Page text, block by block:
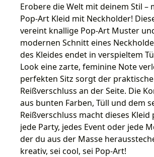
Erobere die Welt mit deinem Stil –
Pop-Art Kleid mit Neckholder!
vereint knallige Pop-Art Muster
modernen Schnitt eines
des Kleides endet in verspieltem
Look eine zarte, feminine Note
perfekten Sitz sorgt der praktische
Reißverschluss an der Seite. Die
aus bunten Farben, Tüll und dem
Reißverschluss macht dieses
jede Party, jedes Event oder jede
der du aus der Masse
kreativ, sei cool, sei Pop-Art!